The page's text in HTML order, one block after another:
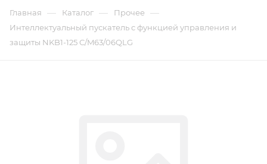
Главная — Каталог — Прочее —
Интеллектуальный пускатель с функцией управления и
защиты NKB1-125 C/M63/06QLG